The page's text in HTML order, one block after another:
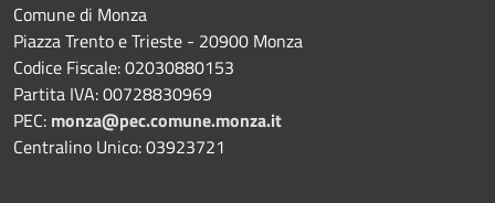
Comune di Monza
Piazza Trento e Trieste - 20900 Monza
Codice Fiscale: 02030880153
Partita IVA: 00728830969
PEC: monza@pec.comune.monza.it
Centralino Unico: 03923721